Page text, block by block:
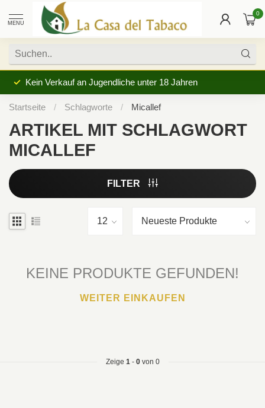
MENU
0
Kein Verkauf an Jugendliche unter 18 Jahren
Startseite / Schlagworte / Micallef
ARTIKEL MIT SCHLAGWORT
MICALLEF
FILTER
KEINE PRODUKTE GEFUNDEN!
WEITER EINKAUFEN
Zeige 1- 0von 0